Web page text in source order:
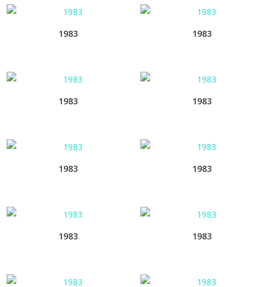
1983 1983
1983 1983
1983 1983
1983 1983